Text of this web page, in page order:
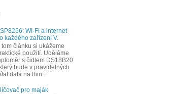
WI-FI a internet
každého zařízení V.
tom článku si ukážeme
použití. Uděláme
s čidlem DS18B20
bude v pravidelných
data na thin...
pro maják